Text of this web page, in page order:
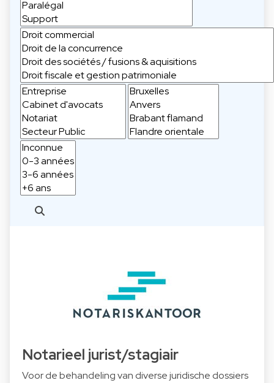
Notarieel jurist/stagiair
Voor de behandeling van diverse juridische dossiers